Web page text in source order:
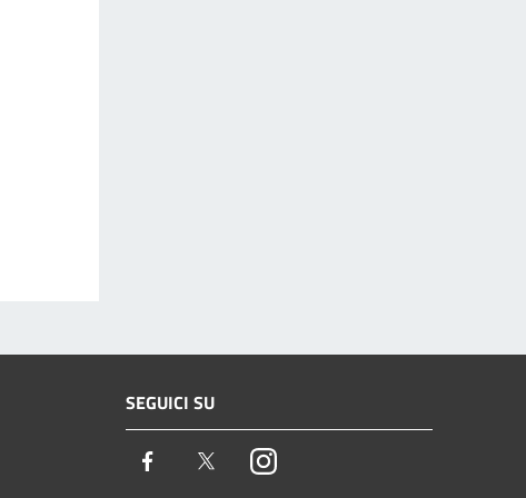
SEGUICI SU
Facebook TwitterInstagram